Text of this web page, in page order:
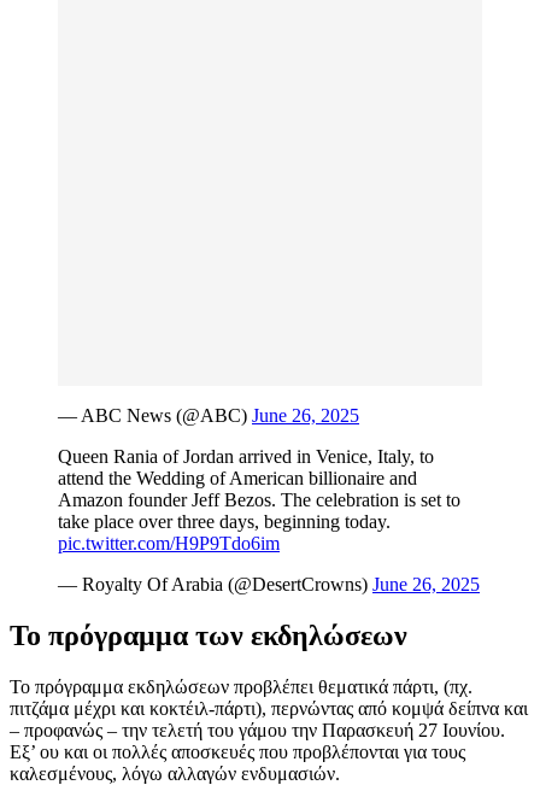
— ABC News (@ABC) June 26, 2025
Queen Rania of Jordan arrived in Venice, Italy, to
attend the Wedding of American billionaire and
Amazon founder Jeff Bezos. The celebration is set to
take place over three days, beginning today.
pic.twitter.com/H9P9Tdo6im
— Royalty Of Arabia (@DesertCrowns) June 26, 2025
Το πρόγραμμα των εκδηλώσεων
Το πρόγραμμα εκδηλώσεων προβλέπει θεματικά πάρτι, (πχ.
πιτζάμα μέχρι και κοκτέιλ-πάρτι), περνώντας από κομψά δείπνα και
– προφανώς – την τελετή του γάμου την Παρασκευή 27 Ιουνίου.
Εξ’ ου και οι πολλές αποσκευές που προβλέπονται για τους
καλεσμένους, λόγω αλλαγών ενδυμασιών.